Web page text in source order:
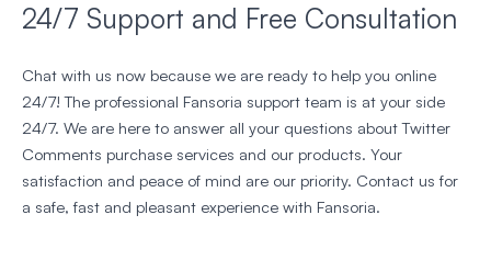
24/7 Support and Free Consultation
Chat with us now because we are ready to help you online
24/7! The professional Fansoria support team is at your side
24/7. We are here to answer all your questions about Twitter
Comments purchase services and our products. Your
satisfaction and peace of mind are our priority. Contact us for
a safe, fast and pleasant experience with Fansoria.